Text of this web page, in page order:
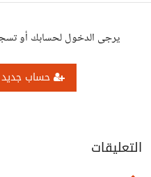
يرجى الدخول لحسابك أو
حساب جديد
التعليقات